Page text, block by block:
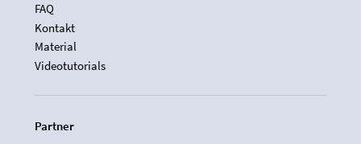
FAQ
Kontakt
Material
Videotutorials
Partner